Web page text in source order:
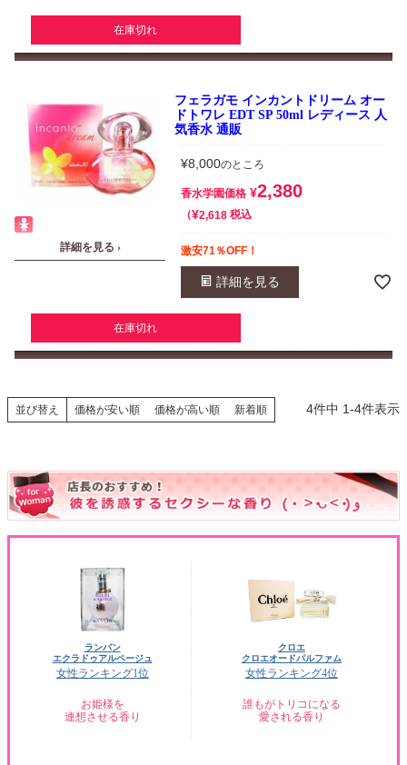
在庫切れ
詳細を見る ›
フェラガモ インカントドリーム オー
ドトワレ EDT SP 50ml レディース 人
気香水 通販
¥8,000のところ
香水学園価格 ¥2,380
¥2,618 税込
激安71％OFF！
詳細を見る
在庫切れ
並び替え 価格が安い順 価格が高い順 新着順 4件中 1-4件表示
ランバン
エクラドゥアルページュ
女性ランキング1位
お姫様を
連想させる香り
クロエ
クロエオードパルファム
女性ランキング4位
誰もがトリコになる
愛される香り